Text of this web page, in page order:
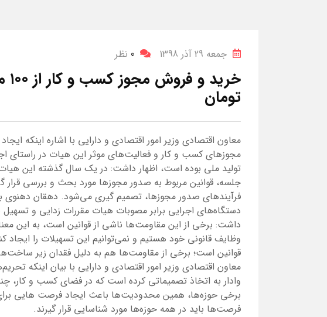
جمعه 29 آذر 1398 0 نظر
تومان
معاون اقتصادی وزیر امور اقتصادی و دارایی با اشاره اینکه
مجوز‌های کسب و کار و فعالیت‌های موثر این هیات در راستای
جلسه، قوانین مربوط به صدور مجوز‌ها مورد بحث و بررسی
فرآیند‌های صدور مجوزها، تصمیم گیری می‌شود. دهقان دهنوی
دستگاه‌های اجرایی برابر مصوبات هیات مقررات زدایی و
داشت: برخی از این مقاومت‌ها ناشی از قوانین است، به این
وظایف قانونی خود هستیم و نمی‌توانیم این تسهیلات را ایجاد
قوانین است؛ برخی از مقاومت‌ها هم به دلیل فقدان زیر
معاون اقتصادی وزیر امور اقتصادی و دارایی با بیان اینکه
وادار به اتخاذ تصمیماتی کرده است که در فضای کسب و کار،
برخی حوزه‌ها، همین محدودیت‌ها باعث ایجاد فرصت هایی
فرصت‌ها باید در همه حوزه‌ها مورد شناسایی قرار گیرند.